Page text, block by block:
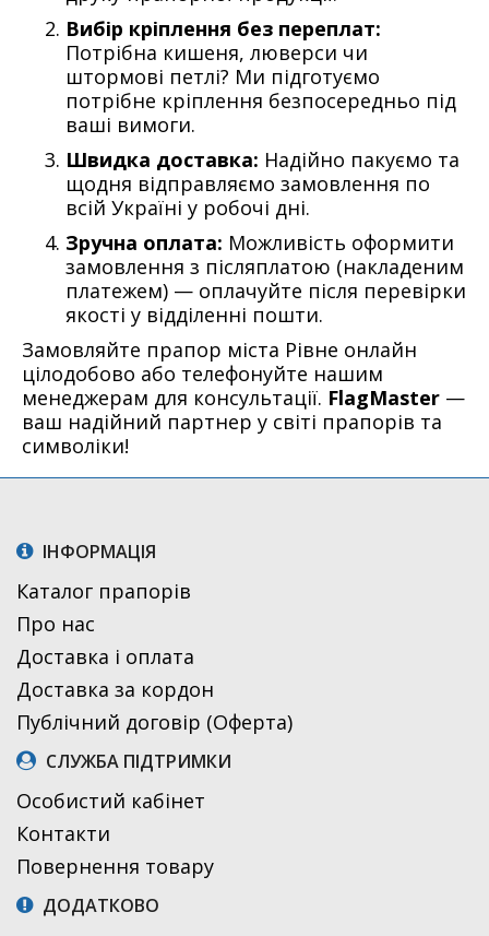
Вибір кріплення без переплат:
Потрібна кишеня, люверси чи
штормові петлі? Ми підготуємо
потрібне кріплення безпосередньо під
ваші вимоги.
Швидка доставка: Надійно пакуємо та
щодня відправляємо замовлення по
всій Україні у робочі дні.
Зручна оплата: Можливість оформити
замовлення з післяплатою (накладеним
платежем) — оплачуйте після перевірки
якості у відділенні пошти.
Замовляйте прапор міста Рівне онлайн
цілодобово або телефонуйте нашим
менеджерам для консультації. FlagMaster —
ваш надійний партнер у світі прапорів та
символіки!
ІНФОРМАЦІЯ
Каталог прапорів
Про нас
Доставка і оплата
Доставка за кордон
Публічний договір (Оферта)
СЛУЖБА ПІДТРИМКИ
Особистий кабінет
Контакти
Повернення товару
ДОДАТКОВО